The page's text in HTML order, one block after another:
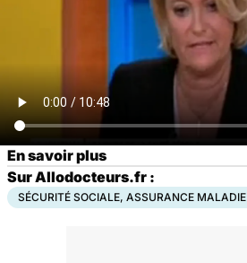
En savoir plus
Sur Allodocteurs.fr :
SÉCURITÉ SOCIALE, ASSURANCE MALADIE